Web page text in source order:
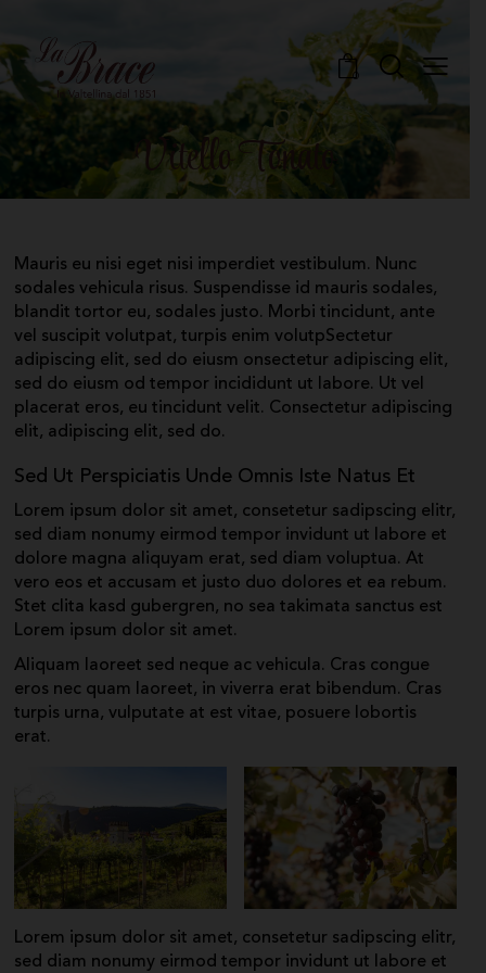
0
Vitello Tonato
Mauris eu nisi eget nisi imperdiet vestibulum. Nunc
sodales vehicula risus. Suspendisse id mauris sodales,
blandit tortor eu, sodales justo. Morbi tincidunt, ante
vel suscipit volutpat, turpis enim volutpSectetur
adipiscing elit, sed do eiusm onsectetur adipiscing elit,
sed do eiusm od tempor incididunt ut labore. Ut vel
placerat eros, eu tincidunt velit. Consectetur adipiscing
elit, adipiscing elit, sed do.
Sed Ut Perspiciatis Unde Omnis Iste Natus Et
Lorem ipsum dolor sit amet, consetetur sadipscing elitr,
sed diam nonumy eirmod tempor invidunt ut labore et
dolore magna aliquyam erat, sed diam voluptua. At
vero eos et accusam et justo duo dolores et ea rebum.
Stet clita kasd gubergren, no sea takimata sanctus est
Lorem ipsum dolor sit amet.
Aliquam laoreet sed neque ac vehicula. Cras congue
eros nec quam laoreet, in viverra erat bibendum. Cras
turpis urna, vulputate at est vitae, posuere lobortis
erat.
Lorem ipsum dolor sit amet, consetetur sadipscing elitr,
sed diam nonumy eirmod tempor invidunt ut labore et